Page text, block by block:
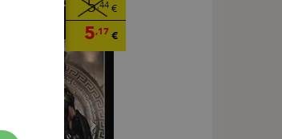
5,44€
5,17 €